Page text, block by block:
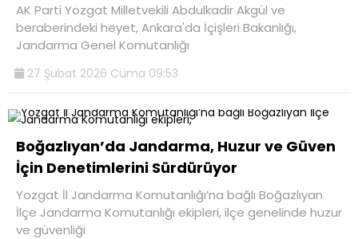
AK Parti Yozgat Milletvekili Abdulkadir Akgül ve
beraberindeki heyet, Ankara'da İçişleri Bakanlığı,
Jandarma Genel Komutanlığı
27 Şubat 2026 Cuma 09:53
Boğazlıyan’da Jandarma, Huzur ve Güven
İçin Denetimlerini Sürdürüyor
Yozgat İl Jandarma Komutanlığı’na bağlı Boğazlıyan
İlçe Jandarma Komutanlığı ekipleri, ilçe genelinde huzur
ve güvenliği